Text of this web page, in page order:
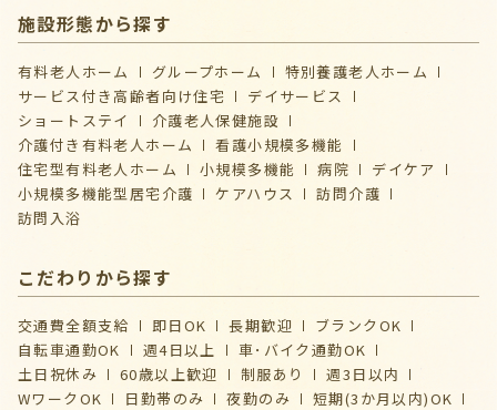
施設形態から探す
有料老人ホーム グループホーム
特別養護老人ホーム
サービス付き高齢者向け住宅
デイサービス
ショートステイ
介護⽼⼈保健施設
介護付き有料老人ホーム
看護小規模多機能
住宅型有料老人ホーム
小規模多機能 病院
デイケア
⼩規模多機能型居宅介護
ケアハウス
訪問介護
訪問入浴
こだわりから探す
交通費全額支給 即日OK 長期歓迎
ブランクOK
自転車通勤OK
週4日以上
車･バイク通勤OK
土日祝休み
60歳以上歓迎 制服あり
週3日以内
WワークOK
日勤帯のみ 夜勤のみ
短期(3か月以内)OK